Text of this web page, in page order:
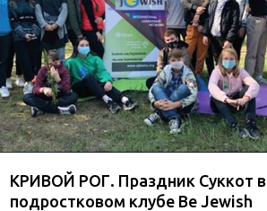
КРИВОЙ РОГ. Праздник Суккот в
подростковом клубе Be Jewish